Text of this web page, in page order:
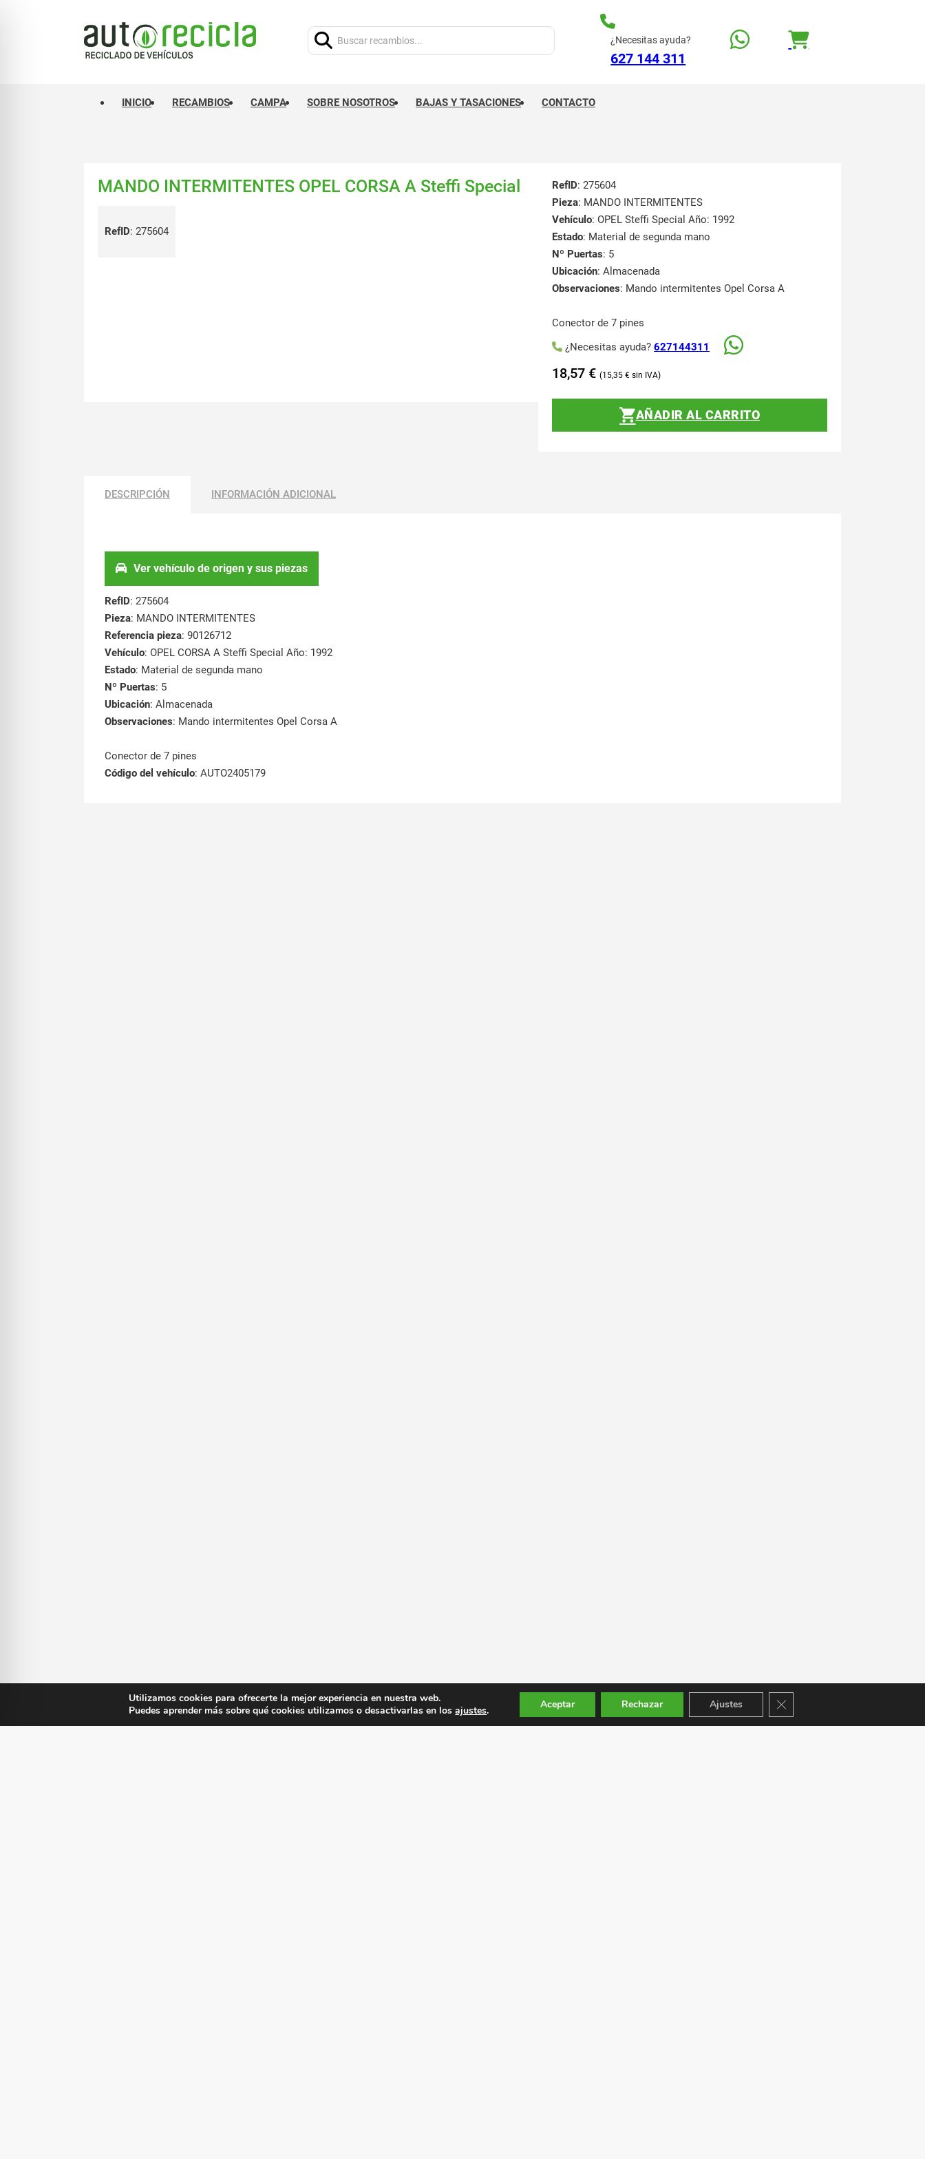
¿Necesitas ayuda?
627 144 311
INICIO RECAMBIOS CAMPA SOBRE NOSOTROS BAJAS Y TASACIONES CONTACTO
MANDO INTERMITENTES OPEL CORSA A Steffi Special
RefID: 275604
RefID: 275604
Pieza: MANDO INTERMITENTES
Vehículo: OPEL Steffi Special Año: 1992
Estado: Material de segunda mano
Nº Puertas: 5
Ubicación: Almacenada
Observaciones: Mando intermitentes Opel Corsa A
Conector de 7 pines
¿Necesitas ayuda? 627144311
18,57 € 15,35 €
AÑADIR AL CARRITO
DESCRIPCIÓN INFORMACIÓN ADICIONAL
Ver vehículo de origen y sus piezas
RefID: 275604
Pieza: MANDO INTERMITENTES
Referencia pieza: 90126712
Vehículo: OPEL CORSA A Steffi Special Año: 1992
Estado: Material de segunda mano
Nº Puertas: 5
Ubicación: Almacenada
Observaciones: Mando intermitentes Opel Corsa A
Conector de 7 pines
Código del vehículo: AUTO2405179
Utilizamos cookies para ofrecerte la mejor experiencia en nuestra web.
Puedes aprender más sobre qué cookies utilizamos o desactivarlas en losajustes. Aceptar Rechazar Ajustes Cerrar el banner de cookies RGPD